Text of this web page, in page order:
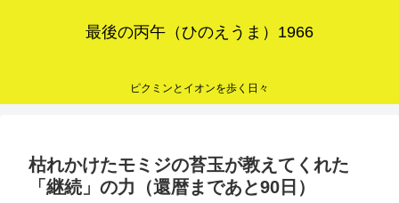
最後の丙午（ひのえうま）1966
ピクミンとイオンを歩く日々
枯れかけたモミジの苔玉が教えてくれた
「継続」の力（還暦まであと90日）